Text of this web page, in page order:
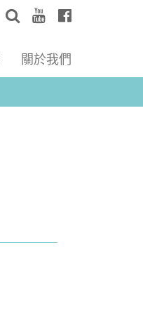
關於我們